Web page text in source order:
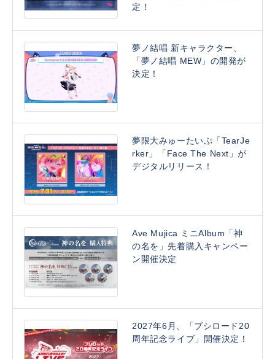
定！
夢ノ結唱 新キャラクター、
「夢ノ結唱 MEW」の開発が
決定！
夢限大みゅーたいぷ「TearJe
rker」「Face The Next」が
デジタルリリース！
Ave Mujica ミニAlbum「神
の名を」先着購入キャンペー
ン開催決定
2027年6月、「ブシロード20
周年記念ライブ」開催決定！